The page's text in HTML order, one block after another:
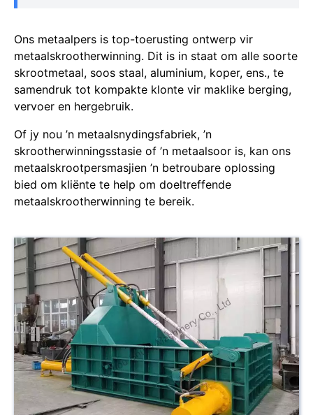
Ons metaalpers is top-toerusting ontwerp vir
metaalskrootherwinning. Dit is in staat om alle soorte
skrootmetaal, soos staal, aluminium, koper, ens., te
samendruk tot kompakte klonte vir maklike berging,
vervoer en hergebruik.
Of jy nou ’n metaalsnydingsfabriek, ’n
skrootherwinningsstasie of ’n metaalsoor is, kan ons
metaalskrootpersmasjien ’n betroubare oplossing
bied om kliënte te help om doeltreffende
metaalskrootherwinning te bereik.